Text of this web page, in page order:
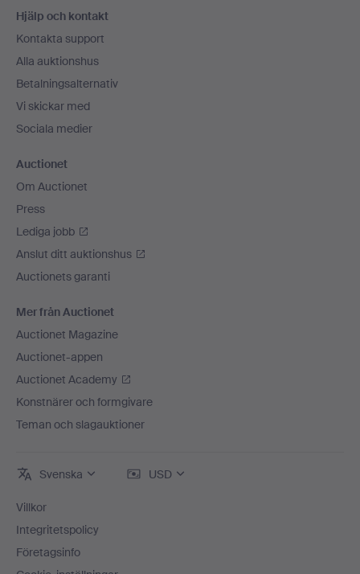
Hjälp och kontakt
Kontakta support
Alla auktionshus
Betalningsalternativ
Vi skickar med
Sociala medier
Auctionet
Om Auctionet
Press
Lediga jobb
Anslut ditt auktionshus
Auctionets garanti
Mer från Auctionet
Auctionet Magazine
Auctionet-appen
Auctionet Academy
Konstnärer och formgivare
Teman och slagauktioner
Svenska USD
Villkor
Integritetspolicy
Företagsinfo